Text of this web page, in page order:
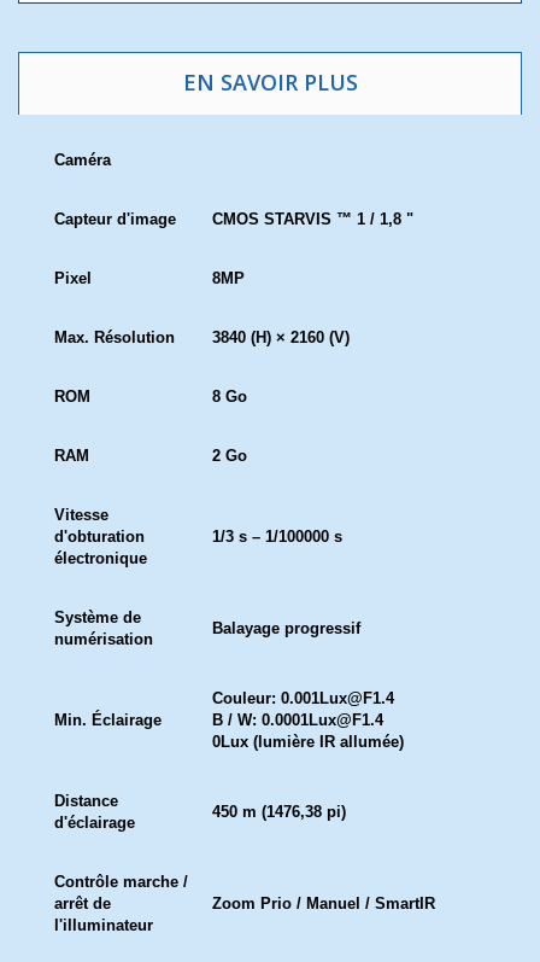
EN SAVOIR PLUS
Caméra
Capteur d'image CMOS STARVIS ™ 1 / 1,8 "
Pixel 8MP
Max. Résolution 3840 (H) × 2160 (V)
ROM 8 Go
RAM 2 Go
Vitesse
d'obturation
électronique
1/3 s – 1/100000 s
Système de
numérisation
Balayage progressif
Min. Éclairage
Couleur: 0.001Lux@F1.4
B / W: 0.0001Lux@F1.4
0Lux (lumière IR allumée)
Distance
d'éclairage
450 m (1476,38 pi)
Contrôle marche /
arrêt de
l'illuminateur
Zoom Prio / Manuel / SmartIR